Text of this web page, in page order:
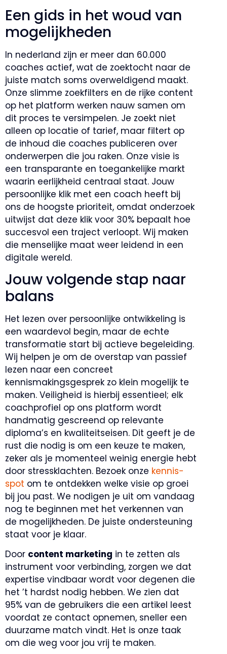
Een gids in het woud van
mogelijkheden
In nederland zijn er meer dan 60.000
coaches actief, wat de zoektocht naar de
juiste match soms overweldigend maakt.
Onze slimme zoekfilters en de rijke content
op het platform werken nauw samen om
dit proces te versimpelen. Je zoekt niet
alleen op locatie of tarief, maar filtert op
de inhoud die coaches publiceren over
onderwerpen die jou raken. Onze visie is
een transparante en toegankelijke markt
waarin eerlijkheid centraal staat. Jouw
persoonlijke klik met een coach heeft bij
ons de hoogste prioriteit, omdat onderzoek
uitwijst dat deze klik voor 30% bepaalt hoe
succesvol een traject verloopt. Wij maken
die menselijke maat weer leidend in een
digitale wereld.
Jouw volgende stap naar
balans
Het lezen over persoonlijke ontwikkeling is
een waardevol begin, maar de echte
transformatie start bij actieve begeleiding.
Wij helpen je om de overstap van passief
lezen naar een concreet
kennismakingsgesprek zo klein mogelijk te
maken. Veiligheid is hierbij essentieel; elk
coachprofiel op ons platform wordt
handmatig gescreend op relevante
diploma’s en kwaliteitseisen. Dit geeft je de
rust die nodig is om een keuze te maken,
zeker als je momenteel weinig energie hebt
door stressklachten. Bezoek onze kennis-
spot om te ontdekken welke visie op groei
bij jou past. We nodigen je uit om vandaag
nog te beginnen met het verkennen van
de mogelijkheden. De juiste ondersteuning
staat voor je klaar.
Door content marketing in te zetten als
instrument voor verbinding, zorgen we dat
expertise vindbaar wordt voor degenen die
het ’t hardst nodig hebben. We zien dat
95% van de gebruikers die een artikel leest
voordat ze contact opnemen, sneller een
duurzame match vindt. Het is onze taak
om die weg voor jou vrij te maken.